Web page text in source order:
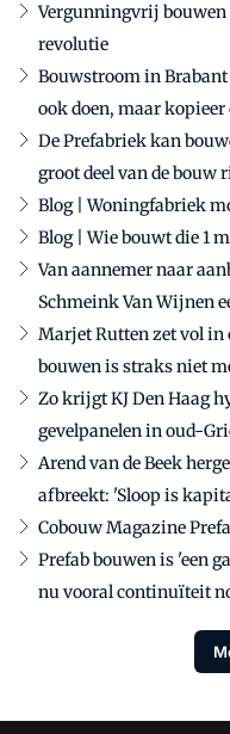
Vergunningvrij bouwen
revolutie
Bouwstroom in Brabant
ook doen, maar
De Prefabriek kan
groot deel van de bouw
Blog | Woningfabriek
Blog | Wie bouwt die 1
Van aannemer naar
Schmeink Van Wijnen
Marjet Rutten zet vol
bouwen is straks niet
Zo krijgt KJ Den Haag
gevelpanelen in oud-
Arend van de Beek
afbreekt: 'Sloop is
Cobouw Magazine
Prefab bouwen is 'een
nu vooral continuïteit